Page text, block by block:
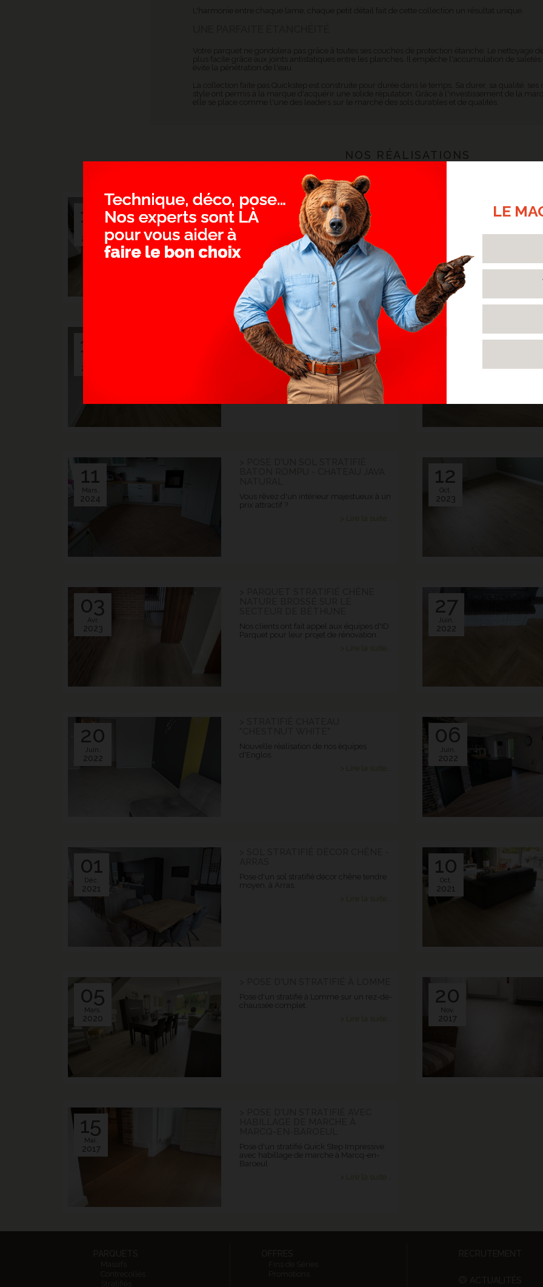
L'harmonie entre chaque lame, chaque petit détail fait de cette collection un résultat unique.
Votre parquet ne gondolera pas grâce à toutes ses couches de protection étanche. Le nettoyage
plus facile grâce aux joints antistatiques entre les planches. Il empêche l'accumulation de
évite la pénétration de l'eau.
La collection faite pas Quickstep est construite pour durée dans le temps. Sa durer, sa qualité, ses
style ont permis à la marque d'acquérir une solide réputation. Grâce à l'investissement de la
elle se place comme l'une des leaders sur le marché des sols durables et de qualités.
NOS RÉALISATIONS
15
2025
> SOL STRATIFIÉ EN BATON
ROMPU CHATEAU JAVA NATUREL
- LILLE
Son motif en bâton rompu reproduit à
merveille l'esthétique d'un véritable
parquet.
> Lire la suite...
13
2025
> STRATIFIÉ CHÊNE NATURE
BROSSÉ CHAUD - MARCQ-EN-
BAROEUL
Moins cher qu'un parquet massif ou
contrecollé, il offre un excellent rapport
> Lire la suite...
11
Mars.
2024
Vous rêvez d'un intérieur majestueux à un
prix attractif ?
> Lire la suite...
12
Oct.
2023
03
Avr.
2023
Nos clients ont fait appel aux équipes d'ID
Parquet pour leur projet de rénovation.
> Lire la suite...
27
Juin.
2022
20
Juin.
2022
Nouvelle réalisation de nos équipes
d'Englos.
> Lire la suite...
06
Juin.
2022
01
Déc.
2021
Pose d'un sol stratifié décor chêne tendre
moyen, à Arras.
> Lire la suite...
10
Oct.
2021
05
Mars.
2020
Pose d'un stratifié à Lomme sur un rez-de-
chaussée complet.
> Lire la suite...
20
Nov.
2017
15
Mai.
2017
Pose d'un stratifié Quick Step Impressive
avec habillage de marche à Marcq-en-
Baroeul
> Lire la suite...
LE